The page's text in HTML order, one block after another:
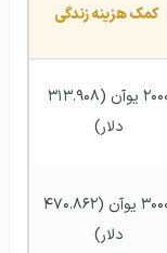
کمک هزینه زندگی
دلار)
دلار)